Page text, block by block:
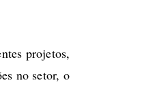
projetos,
no setor, o